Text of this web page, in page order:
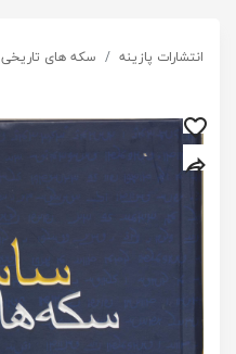
انتشارات پازینه سکه های تاریخی